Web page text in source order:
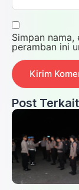
Simpan
peramban ini
Post Terkait